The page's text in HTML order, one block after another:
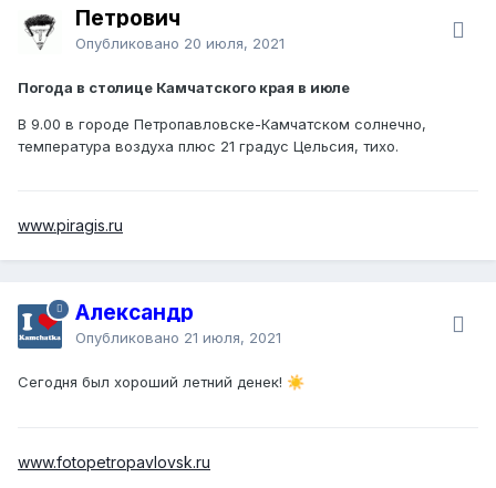
Петрович
Опубликовано 20 июля, 2021
Погода в столице Камчатского края в июле
В 9.00 в городе Петропавловске-Камчатском солнечно,
температура воздуха плюс 21 градус Цельсия, тихо.
www.piragis.ru
Александр
Опубликовано 21 июля, 2021
Сегодня был хороший летний денек! ☀️
www.fotopetropavlovsk.ru